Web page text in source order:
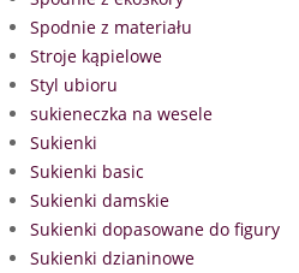
Spodnie z materiału
Stroje kąpielowe
Styl ubioru
sukieneczka na wesele
Sukienki
Sukienki basic
Sukienki damskie
Sukienki dopasowane do figury
Sukienki dzianinowe